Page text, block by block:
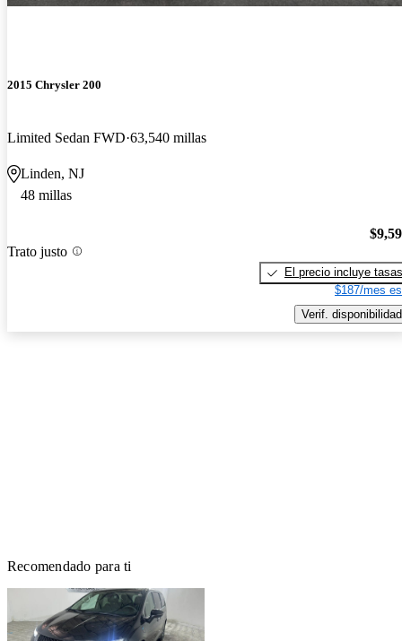
2015 Chrysler 200
Limited Sedan FWD 63,540 millas
Linden, NJ
48 millas
Trato justo
El precio incluye tasas
$187/mes
Verif. disponibilidad
Recomendado para ti